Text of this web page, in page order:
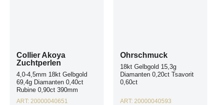
Collier Akoya
Zuchtperlen
4,0-4,5mm 18kt Gelbgold
69,4g Diamanten 0,40ct
Rubine 0,90ct 390mm
ART: 20000040651
Ohrschmuck
18kt Gelbgold 15,3g
Diamanten 0,20ct Tsavorit
0,60ct
ART: 20000040593